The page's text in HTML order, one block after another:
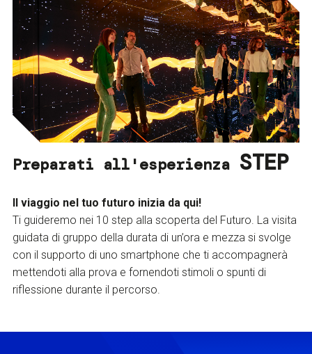
Preparati all'esperienza STEP
Il viaggio nel tuo futuro inizia da qui!
Ti guideremo nei 10 step alla scoperta del Futuro. La visita
guidata di gruppo della durata di un’ora e mezza si svolge
con il supporto di uno smartphone che ti accompagnerà
mettendoti alla prova e fornendoti stimoli o spunti di
riflessione durante il percorso.